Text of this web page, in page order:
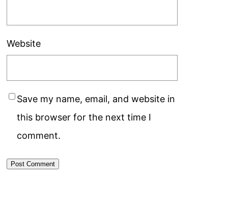
Website
Save my name, email, and website in
this browser for the next time I
comment.